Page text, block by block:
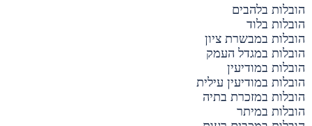
הובלות בלהבים
הובלות בלוד
הובלות במבשרת ציון
הובלות במגדל העמק
הובלות במודיעין
הובלות במודיעין עילית
הובלות במזכרת בתיה
הובלות במיתר